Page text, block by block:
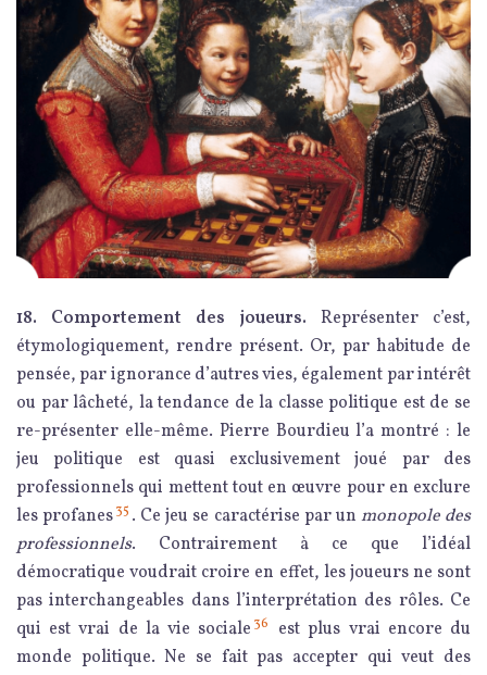
18. Comportement des joueurs. Représenter c’est,
étymologiquement, rendre présent. Or, par habitude de
pensée, par ignorance d’autres vies, également par intérêt
ou par lâcheté, la tendance de la classe politique est de se
re-présenter elle-même. Pierre Bourdieu l’a montré : le
jeu politique est quasi exclusivement joué par des
professionnels qui mettent tout en œuvre pour en exclure
les profanes35 . Ce jeu se caractérise par un monopole des
professionnels. Contrairement à ce que l’idéal
démocratique voudrait croire en effet, les joueurs ne sont
pas interchangeables dans l’interprétation des rôles. Ce
qui est vrai de la vie sociale 36
est plus vrai encore du
monde politique. Ne se fait pas accepter qui veut des